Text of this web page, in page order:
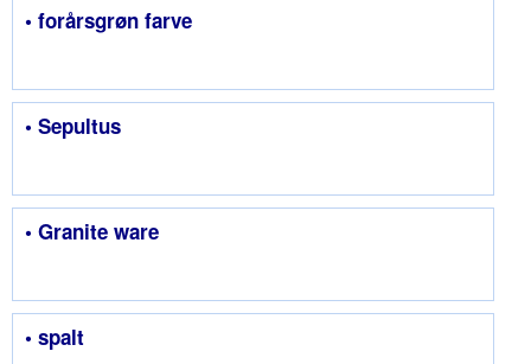
• forårsgrøn farve
• Sepultus
• Granite ware
• spalt